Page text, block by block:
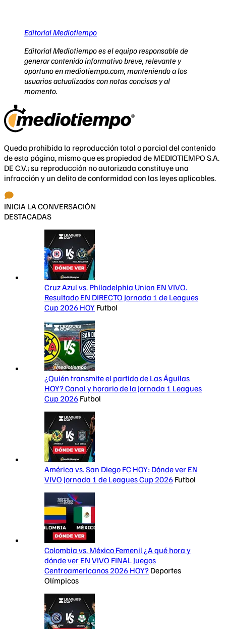
Editorial Mediotiempo
Editorial Mediotiempo es el equipo responsable de
generar contenido informativo breve, relevante y
oportuno en mediotiempo.com, manteniendo a los
usuarios actualizados con notas concisas y al
momento.
Queda prohibida la reproducción total o parcial del contenido
de esta página, mismo que es propiedad de MEDIOTIEMPO S.A.
DE C.V.; su reproducción no autorizada constituye una
infracción y un delito de conformidad con las leyes aplicables.
INICIA LA CONVERSACIÓN
DESTACADAS
Cruz Azul vs. Philadelphia Union EN VIVO.
Resultado EN DIRECTO Jornada 1 de Leagues
Cup 2026 HOY Futbol
¿Quién transmite el partido de Las Águilas
HOY? Canal y horario de la Jornada 1 Leagues
Cup 2026 Futbol
América vs. San Diego FC HOY: Dónde ver EN
VIVO Jornada 1 de Leagues Cup 2026 Futbol
Colombia vs. México Femenil ¿A qué hora y
dónde ver EN VIVO FINAL Juegos
Centroamericanos 2026 HOY? Deportes
Olímpicos